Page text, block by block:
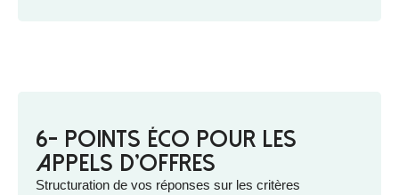
6- Points éco pour les
appels d'offres
Structuration de vos réponses sur les critères